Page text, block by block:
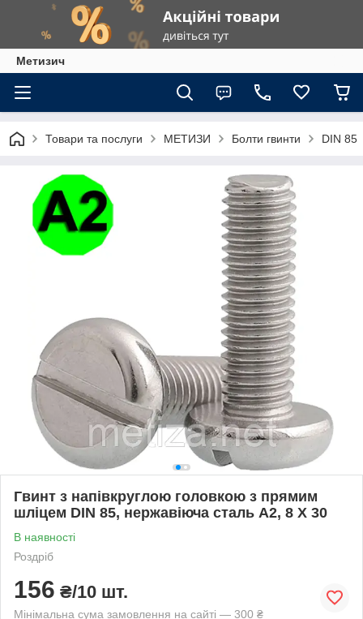
Метизич
Товари та послуги МЕТИЗИ Болти гвинти DIN 85
Гвинт з напівкруглою головкою з прямим
шліцем DIN 85, нержавіюча сталь А2, 8 X 30
В наявності
Роздріб
156 ₴/10 шт.
Мінімальна сума замовлення на сайті — 300 ₴